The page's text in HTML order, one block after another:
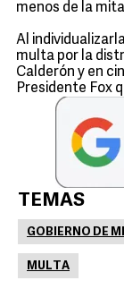
menos de la
Al
multa por la
Calderón y en
Presidente Fox
TEMAS
GOBIERNO DE
MULTA